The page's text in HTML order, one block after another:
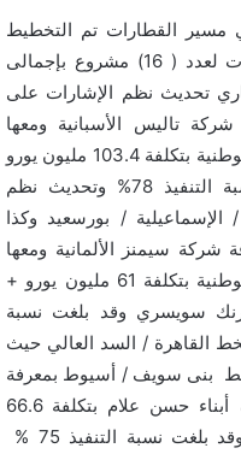
مسير القطارات تم التخطيط
لتنفيذ مشروعات تطوير نظم الإشارات لعدد ( 16) مشروع بإجمالى
جاري تحديث نظم الإشارات على
تاليس الأسبانية ومعها
شركات الكان وكونسيرف وجريد تك الوطنية بتكلفة 103.4 مليون يورو
+ 452.1 مليون جنيه وقد بلغت نسبة التنفيذ 78% وتحديث نظم
/ بورسعيد وكذا
شركة سيمنز الألمانية ومعها
شركات أبناء حسن علام وجريد تك الوطنية بتكلفة 61 مليون يورو +
+ 8.7 مليون فرنك سويسري وقد بلغت نسبة
بخط القاهرة / السد العالي حيث
بنى سويف / أسيوط بمعرفة
شركة الستوم الإيطالية ومعها شركة أبناء حسن علام بتكلفة 66.6
مليون يورو + 348.2 مليون جنيه وقد بلغت نسبة التنفيذ 75 %